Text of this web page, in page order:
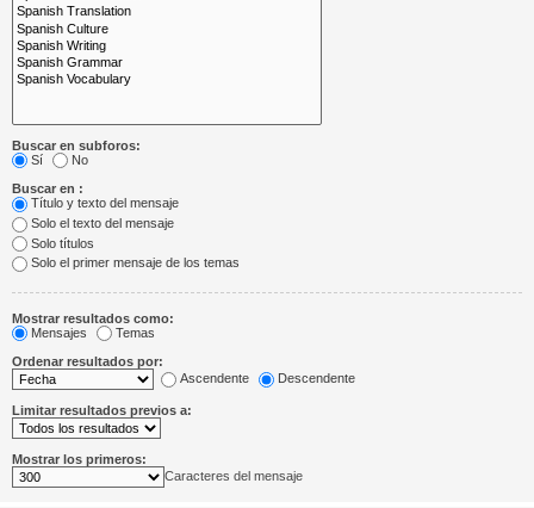
Buscar en subforos:
Sí
No
Buscar en :
Título y texto del mensaje
Solo el texto del mensaje
Solo títulos
Solo el primer mensaje de los temas
Mostrar resultados como:
Mensajes
Temas
Ordenar resultados por:
Ascendente
Descendente
Limitar resultados previos a:
Mostrar los primeros:
Caracteres del mensaje